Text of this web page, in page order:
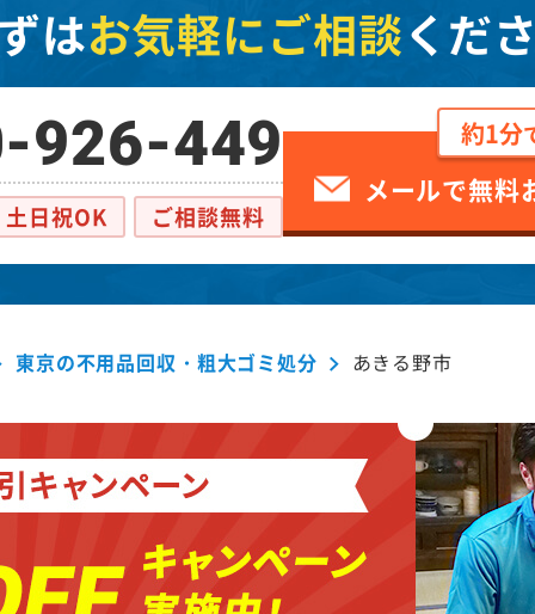
はお気軽にご相談くだ
926-449
土日祝OK ご相談無料
約1分
メールで無料
東京の不用品回収・粗大ゴミ処分 あきる野市